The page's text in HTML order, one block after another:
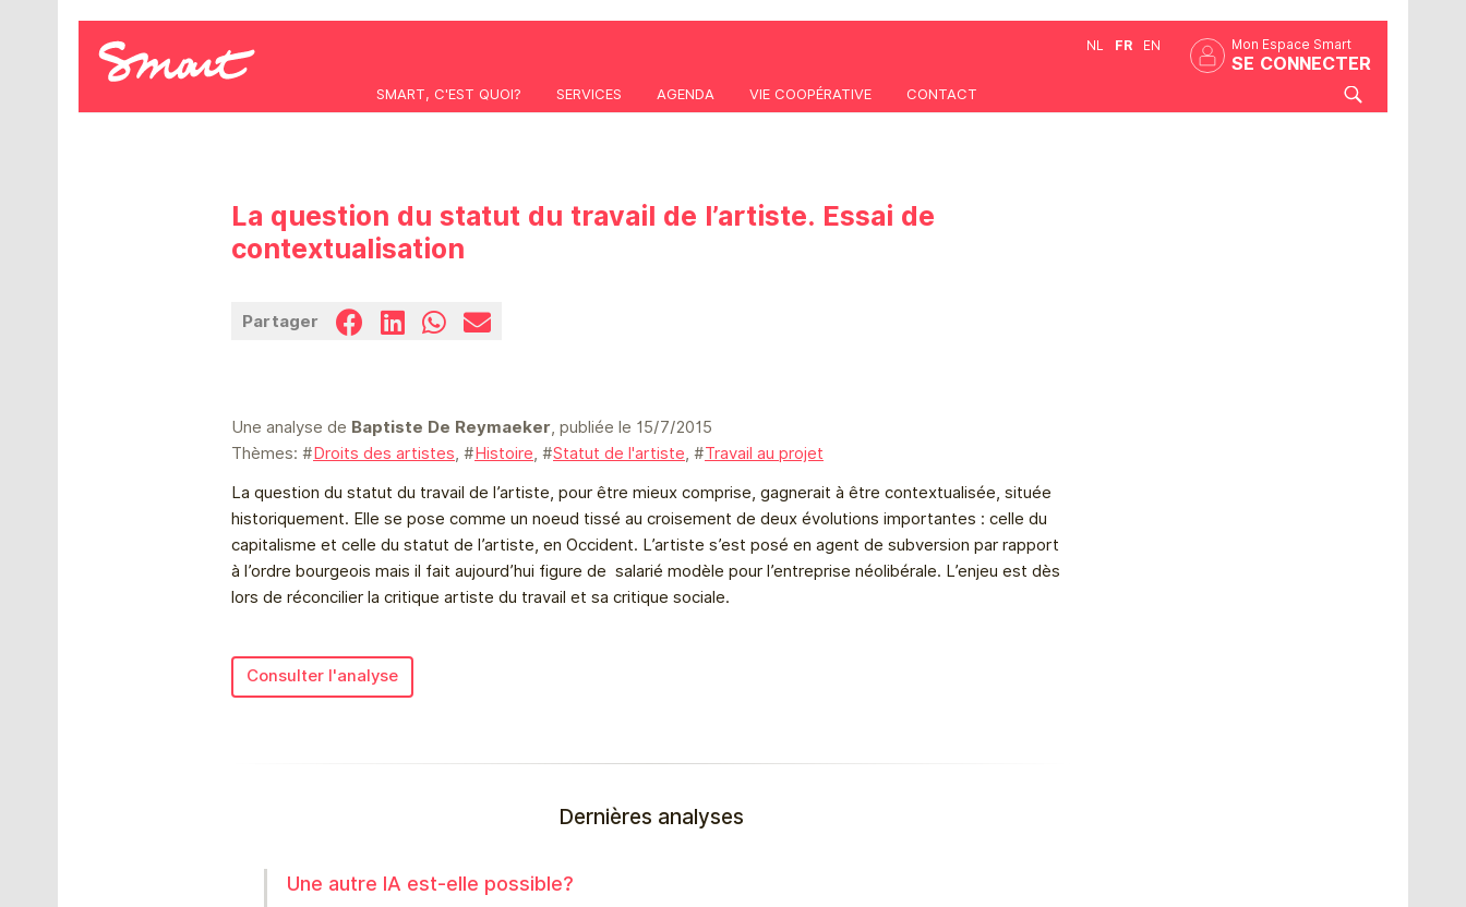
Mon Espace Smart
SE CONNECTER
NL FR EN
SMART, C'EST QUOI? SERVICES AGENDA VIE COOPÉRATIVE CONTACT
La question du statut du travail de l’artiste. Essai de
contextualisation
Partager
Une analyse de Baptiste De Reymaeker , publiée le 15/7/2015
Thèmes: #Droits des artistes , #Histoire , #Statut de l'artiste , #Travail au projet
La question du statut du travail de l’artiste, pour être mieux comprise, gagnerait à être contextualisée, située
historiquement. Elle se pose comme un noeud tissé au croisement de deux évolutions importantes : celle du
capitalisme et celle du statut de l’artiste, en Occident. L’artiste s’est posé en agent de subversion par rapport
à l’ordre bourgeois mais il fait aujourd’hui figure de salarié modèle pour l’entreprise néolibérale. L’enjeu est dès
lors de réconcilier la critique artiste du travail et sa critique sociale.
Consulter l'analyse
Dernières analyses
Une autre IA est-elle possible?